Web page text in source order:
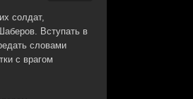
солдат,
Вступать в
словами
с врагом